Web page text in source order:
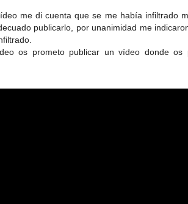
me di cuenta que se me había infiltrado
publicarlo, por unanimidad me
os prometo publicar un vídeo donde